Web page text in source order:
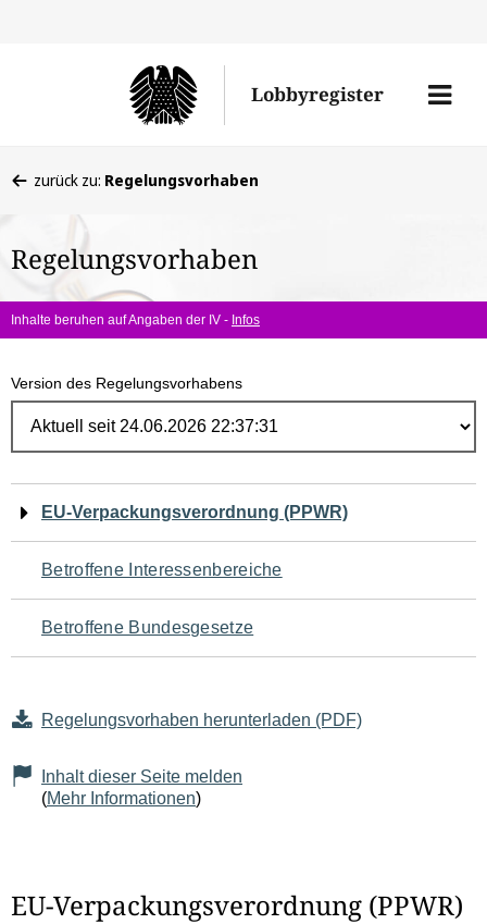
Lobbyregister
Menü
befinden
hier:
zurück zu: Regelungsvorhaben
Regelungsvorhaben
Inhalte beruhen auf Angaben der IV - Infos
Version des Regelungsvorhabens
Navigation
für
den
Seiteninhalt
EU-Verpackungsverordnung (PPWR)
Betroffene Interessenbereiche
Betroffene Bundesgesetze
Regelungsvorhaben herunterladen (PDF)
Inhalt dieser Seite melden
(Mehr Informationen)
EU-Verpackungsverordnung (PPWR)